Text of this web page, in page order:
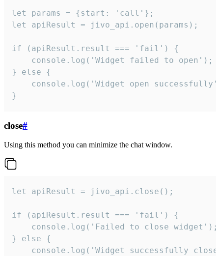
let params = {start: 'call'};
let apiResult = jivo_api.open(params);
if (apiResult.result === 'fail') {
    console.log('Widget failed to open');
} else {
console.log('Widget open
}
close#
Using this method you can minimize the chat window.
let apiResult = jivo_api.close();
if (apiResult.result === 'fail') {
    console.log('Failed to close widget');
} else {
console.log('Widget successfully